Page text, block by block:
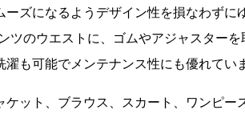
ーズになるようデザイン性を損なわず
ツのウエストに、ゴムやアジャスターを
も可能でメンテナンス性にも優れてい
ケット、ブラウス、スカート、ワンピ